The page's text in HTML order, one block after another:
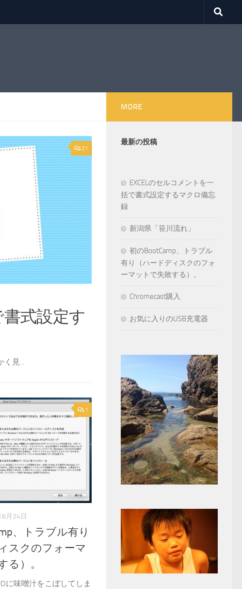
21
書式設定す
く見...
1
月24日
、トラブル有り
スクのフォーマ
る）。
に味噌汁をこぼしてしま
MORE
最新の投稿
EXCELのセルコメントを一
括で書式設定するマクロ備忘
録
新潟県「笹川流れ」
初のBootCamp、トラブル
有り（ハードディスクのフォ
ーマットで失敗する）。
Chromecast購入
お気に入りのUSB充電器